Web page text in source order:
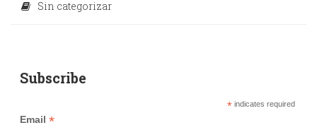
Sin categorizar
Subscribe
*indicates required
Email *